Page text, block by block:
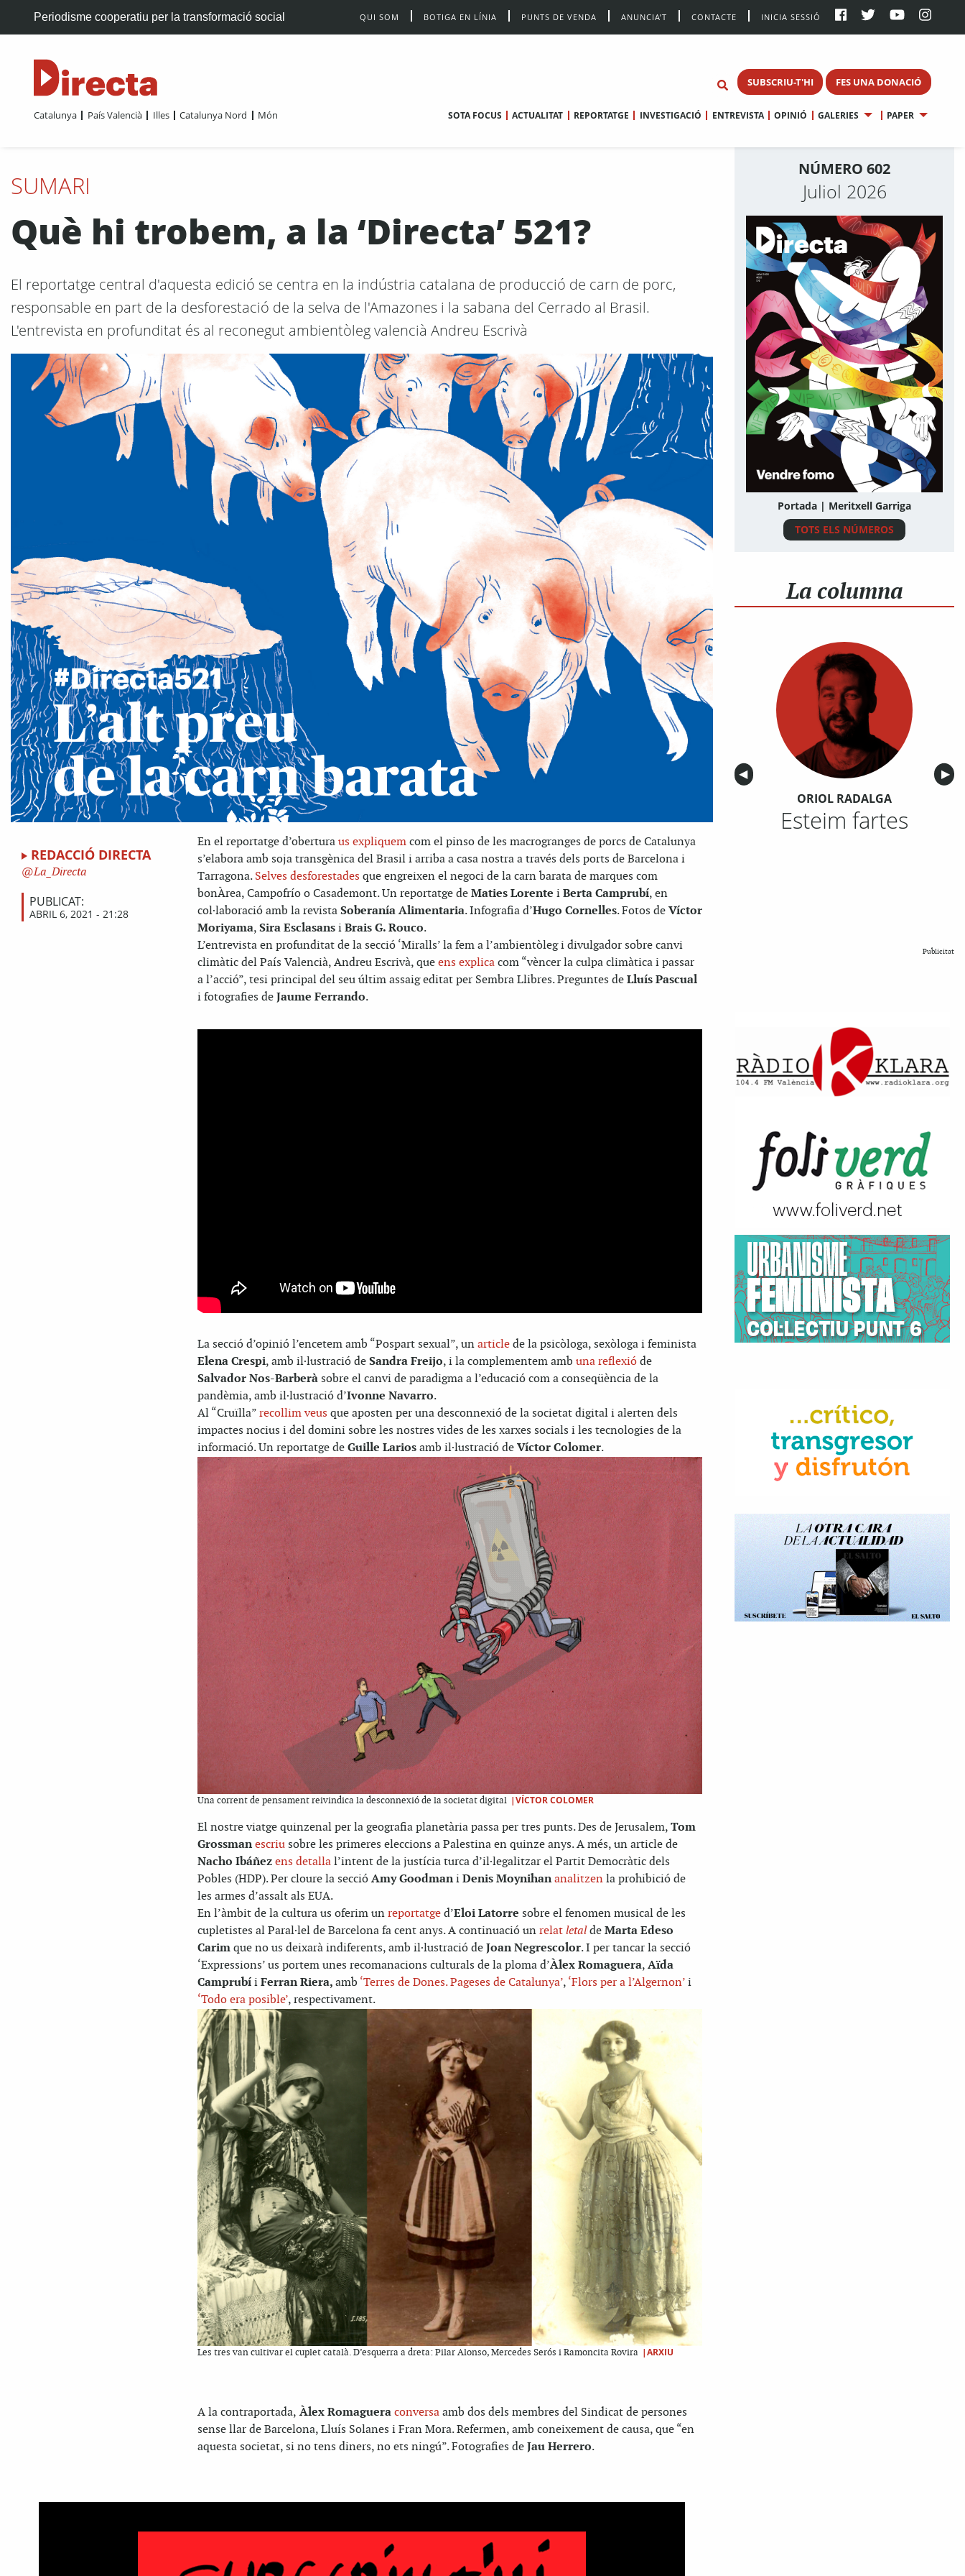
Periodisme cooperatiu per la transformació social QUI SOM BOTIGA EN LÍNIA PUNTS DE VENDA ANUNCIA’T CONTACTE INICIA SESSIÓ
SUBSCRIU-T'HI FES UNA DONACIÓ
Catalunya País Valencià Illes Catalunya Nord Món SOTA FOCUS ACTUALITAT REPORTATGE INVESTIGACIÓ ENTREVISTA OPINIÓ GALERIES PAPER
SUMARI
Què hi trobem, a la ‘Directa’ 521?
El reportatge central d'aquesta edició se centra en la indústria catalana de producció de carn de porc,
responsable en part de la desforestació de la selva de l'Amazones i la sabana del Cerrado al Brasil.
L'entrevista en profunditat és al reconegut ambientòleg valencià Andreu Escrivà
REDACCIÓ DIRECTA
La_Directa
PUBLICAT:
ABRIL 6, 2021 - 21:28
En el reportatge d’obertura us expliquemcom el pinso de les macrogranges de porcs de Catalunya
s’elabora amb soja transgènica del Brasil i arriba a casa nostra a través dels ports de Barcelona i
Tarragona. Selves desforestadesque engreixen el negoci de la carn barata de marques com
bonÀrea, Campofrío o Casademont. Un reportatge de Maties Lorente i Berta Camprubí, en
col·laboració amb la revista Soberanía Alimentaria. Infografia d’Hugo Cornelles. Fotos de Víctor
Moriyama, Sira Esclasansi Brais G. Rouco.
L’entrevista en profunditat de la secció ‘Miralls’ la fem a l’ambientòleg i divulgador sobre canvi
climàtic del País Valencià, Andreu Escrivà, que ens explicacom “vèncer la culpa climàtica i passar
a l’acció”, tesi principal del seu últim assaig editat per Sembra Llibres. Preguntes de Lluís Pascual
i fotografies de Jaume Ferrando.
La secció d’opinió l’encetem amb “Pospart sexual”, un articlede la psicòloga, sexòloga i feminista
Elena Crespi, amb il·lustració de Sandra Freijo, i la complementem amb una reflexióde
Salvador Nos-Barberà sobre el canvi de paradigma a l’educació com a conseqüència de la
pandèmia, amb il·lustració d’Ivonne Navarro.
Al “Cruïlla” recollim veusque aposten per una desconnexió de la societat digital i alerten dels
impactes nocius i del domini sobre les nostres vides de les xarxes socials i les tecnologies de la
informació. Un reportatge de Guille Lariosamb il·lustració de Víctor Colomer.
Una corrent de pensament reivindica la desconnexió de la societat digital |VÍCTOR COLOMER
El nostre viatge quinzenal per la geografia planetària passa per tres punts. Des de Jerusalem, Tom
Grossman escriusobre les primeres eleccions a Palestina en quinze anys. A més, un article de
Nacho Ibáñez ens detallal’intent de la justícia turca d’il·legalitzar el Partit Democràtic dels
Pobles (HDP). Per cloure la secció Amy Goodmani Denis Moynihan analitzenla prohibició de
les armes d’assalt als EUA.
En l’àmbit de la cultura us oferim un reportatged’Eloi Latorre sobre el fenomen musical de les
cupletistes al Paral·lel de Barcelona fa cent anys. A continuació unrelat letalde Marta Edeso
Carim que no us deixarà indiferents, amb il·lustració de Joan Negrescolor. I per tancar la secció
‘Expressions’ us portem unes recomanacions culturals de la ploma d’Àlex Romaguera, Aïda
Camprubíi Ferran Riera, amb ‘Terres de Dones. Pageses de Catalunya’, ‘Flors per a l’Algernon’i
‘Todo era posible’, respectivament.
Les tres van cultivar el cuplet català. D’esquerra a dreta: Pilar Alonso, Mercedes Serós i Ramoncita Rovira |ARXIU
A la contraportada, Àlex Romaguera conversaamb dos dels membres del Sindicat de persones
sense llar de Barcelona, Lluís Solanes i Fran Mora. Refermen, amb coneixement de causa, que “en
aquesta societat, si no tens diners, no ets ningú”. Fotografies de Jau Herrero.
NÚMERO 602
Juliol 2026
Portada | Meritxell Garriga
TOTS ELS NÚMEROS
La columna
Anterior
◀︎ ▶︎
ORIOL RADALGA
Esteim fartes
Publicitat